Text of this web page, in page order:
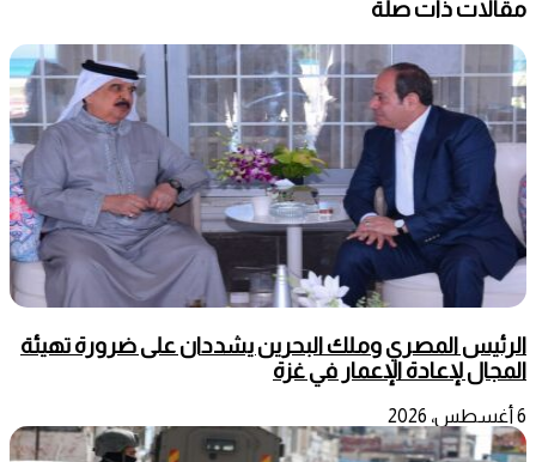
مقالات ذات صلة
الرئيس المصري وملك البحرين يشددان على ضرورة تهيئة
المجال لإعادة الإعمار في غزة
6 أغسطس، 2026